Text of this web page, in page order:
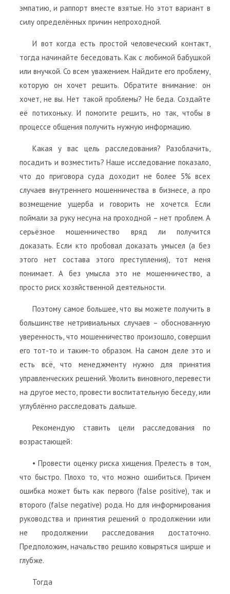
эмпатию, и раппорт вместе взятые. Но этот вариант в
силу определённых причин непроходной.
И вот когда есть простой человеческий контакт,
тогда начинайте беседовать. Как с любимой бабушкой
или внучкой. Со всем уважением. Найдите его проблему,
которую он хочет решить. Обратите внимание: он
хочет, не вы. Нет такой проблемы? Не беда. Создайте
её потихоньку. И помогите решить, но так, чтобы в
процессе общения получить нужную информацию.
Какая у вас цель расследования? Разоблачить,
посадить и возместить? Наше исследование показало,
что до приговора суда доходит не более 5% всех
случаев внутреннего мошенничества в бизнесе, а про
возмещение ущерба и говорить не хочется. Если
поймали за руку несуна на проходной – нет проблем. А
серьёзное мошенничество вряд ли получится
доказать. Если кто пробовал доказать умысел (а без
этого нет состава этого преступления), тот меня
понимает. А без умысла это не мошенничество, а
просто риск хозяйственной деятельности.
Поэтому самое большее, что вы можете получить в
большинстве нетривиальных случаев – обоснованную
уверенность, что мошенничество произошло, совершил
его тот-то и таким-то образом. На самом деле это и
есть всё, что менеджменту нужно для принятия
управленческих решений. Уволить виновного, перевести
на другое место, провести воспитательную беседу, или
углублённо расследовать дальше.
Рекомендую ставить цели расследования по
возрастающей:
• Провести оценку риска хищения. Прелесть в том,
что быстро. Плохо то, что можно ошибиться. Причем
ошибка может быть как первого (false positive), так и
второго (false negative) рода. Но для информирования
руководства и принятия решений о продолжении или
не продолжении расследования достаточно.
Предположим, начальство решило ковыряться ширше и
глубже.
Тогда